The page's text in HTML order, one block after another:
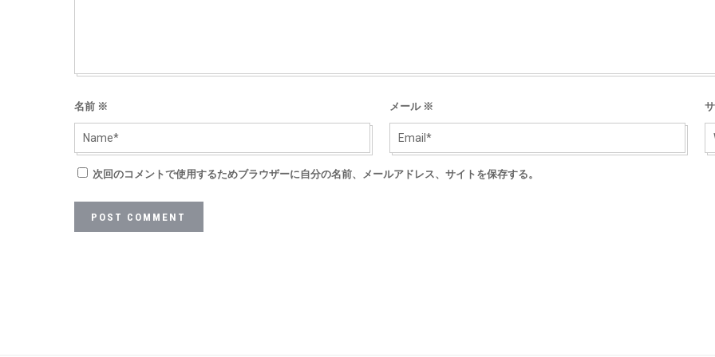
名前 ※ メール ※
次回のコメントで使用するためブラウザーに自分の名前、メールアドレス、サイトを保存する。